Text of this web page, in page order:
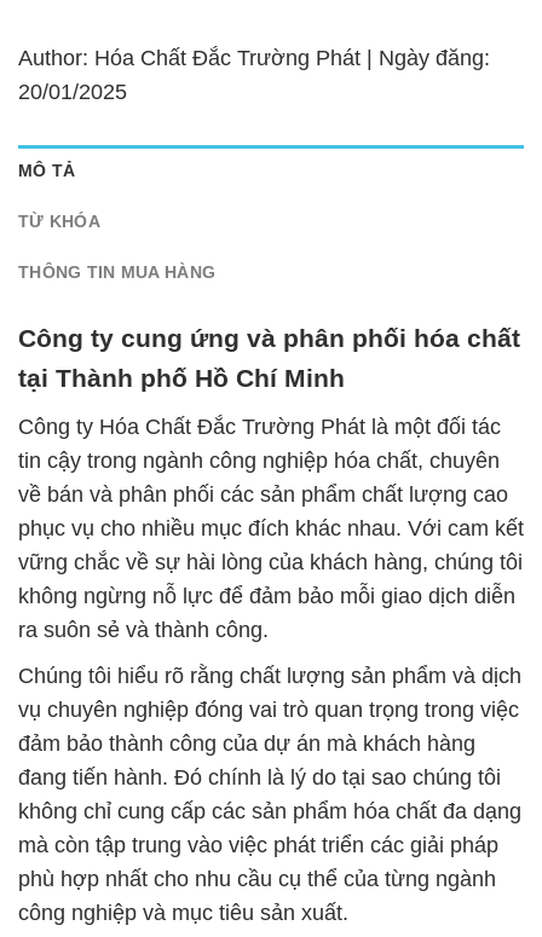
Author: Hóa Chất Đắc Trường Phát | Ngày đăng:
20/01/2025
MÔ TẢ
TỪ KHÓA
THÔNG TIN MUA HÀNG
Công ty cung ứng và phân phối hóa chất
tại Thành phố Hồ Chí Minh
Công ty Hóa Chất Đắc Trường Phát là một đối tác
tin cậy trong ngành công nghiệp hóa chất, chuyên
về bán và phân phối các sản phẩm chất lượng cao
phục vụ cho nhiều mục đích khác nhau. Với cam kết
vững chắc về sự hài lòng của khách hàng, chúng tôi
không ngừng nỗ lực để đảm bảo mỗi giao dịch diễn
ra suôn sẻ và thành công.
Chúng tôi hiểu rõ rằng chất lượng sản phẩm và dịch
vụ chuyên nghiệp đóng vai trò quan trọng trong việc
đảm bảo thành công của dự án mà khách hàng
đang tiến hành. Đó chính là lý do tại sao chúng tôi
không chỉ cung cấp các sản phẩm hóa chất đa dạng
mà còn tập trung vào việc phát triển các giải pháp
phù hợp nhất cho nhu cầu cụ thể của từng ngành
công nghiệp và mục tiêu sản xuất.